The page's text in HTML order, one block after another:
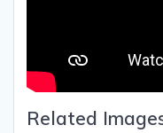
Related